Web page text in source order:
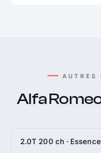
AUTRES
Alfa Romeo
2.0T 200 ch · Essence